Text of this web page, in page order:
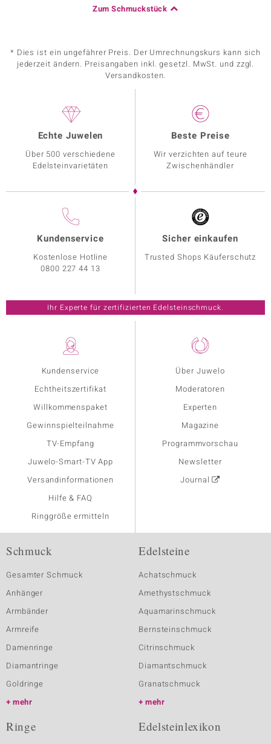
Zum Schmuckstück
* Dies ist ein ungefährer Preis. Der Umrechnungskurs kann sich
jederzeit ändern. Preisangaben inkl. gesetzl. MwSt. und zzgl.
Versandkosten.
Kundenservice
Echtheitszertifikat
Willkommenspaket
Gewinnspielteilnahme
TV-Empfang
Juwelo-Smart-TV App
Versandinformationen
Hilfe & FAQ
Ringgröße ermitteln
Über Juwelo
Moderatoren
Experten
Magazine
Programmvorschau
Newsletter
Journal
Echte Juwelen
Über 500 verschiedene
Edelsteinvarietäten
Beste Preise
Wir verzichten auf teure
Zwischenhändler
Kundenservice
Kostenlose Hotline
0800 227 44 13
Sicher einkaufen
Trusted Shops Käuferschutz
Ihr Experte für zertifizierten Edelsteinschmuck.
Schmuck
Gesamter Schmuck
Anhänger
Armbänder
Armreife
Damenringe
Diamantringe
Goldringe
mehr
Edelsteine
Achatschmuck
Amethystschmuck
Aquamarinschmuck
Bernsteinschmuck
Citrinschmuck
Diamantschmuck
Granatschmuck
mehr
Ringe Edelsteinlexikon